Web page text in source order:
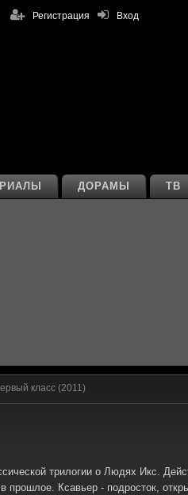
Вход
Регистрация
ТВ
ДОРАМЫ
класс (2011)
трилогии о Людях Икс.
прошлое. Ксавьер - подросток,